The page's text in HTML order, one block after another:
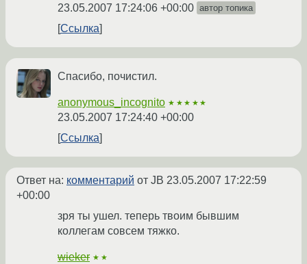
23.05.2007 17:24:06 +00:00 автор топика
Ссылка
Спасибо, почистил.
anonymous_incognito ★★★★★
23.05.2007 17:24:40 +00:00
Ссылка
Ответ на: комментарий от JB 23.05.2007 17:22:59
+00:00
зря ты ушел. теперь твоим бывшим
коллегам совсем тяжко.
wieker ★★